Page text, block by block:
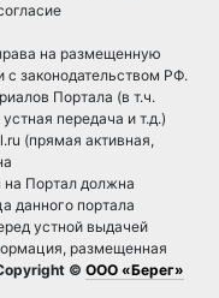
на размещенную
законодательством РФ.
Портала (в т.ч.
передача и т.д.)
(прямая активная,
на Портал должна
данного портала
устной выдачей
размещенная
© ООО «Берег»